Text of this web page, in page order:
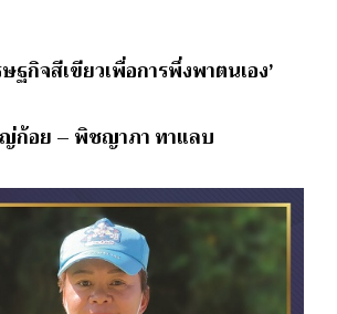
ฐกิจสีเขียวเพื่อการพึ่งพาตนเอง’
ก้อย – พิชญาภา ทาแลบ